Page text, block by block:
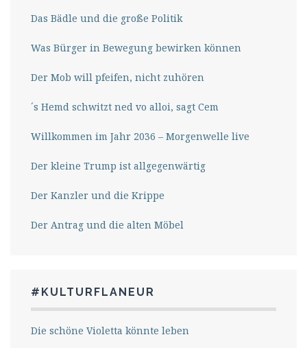
Das Bädle und die große Politik
Was Bürger in Bewegung bewirken können
Der Mob will pfeifen, nicht zuhören
´s Hemd schwitzt ned vo alloi, sagt Cem
Willkommen im Jahr 2036 – Morgenwelle live
Der kleine Trump ist allgegenwärtig
Der Kanzler und die Krippe
Der Antrag und die alten Möbel
#KULTURFLANEUR
Die schöne Violetta könnte leben